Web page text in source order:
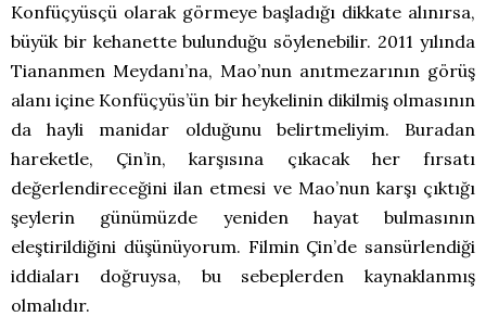
Konfüçyüsçü olarak görmeye başladığı dikkate alınırsa,
büyük bir kehanette bulunduğu söylenebilir. 2011 yılında
Tiananmen Meydanı’na, Mao’nun anıtmezarının görüş
alanı içine Konfüçyüs’ün bir heykelinin dikilmiş olmasının
da hayli manidar olduğunu belirtmeliyim. Buradan
hareketle, Çin’in, karşısına çıkacak her fırsatı
değerlendireceğini ilan etmesi ve Mao’nun karşı çıktığı
şeylerin günümüzde yeniden hayat bulmasının
eleştirildiğini düşünüyorum. Filmin Çin’de sansürlendiği
iddiaları doğruysa, bu sebeplerden kaynaklanmış
olmalıdır.